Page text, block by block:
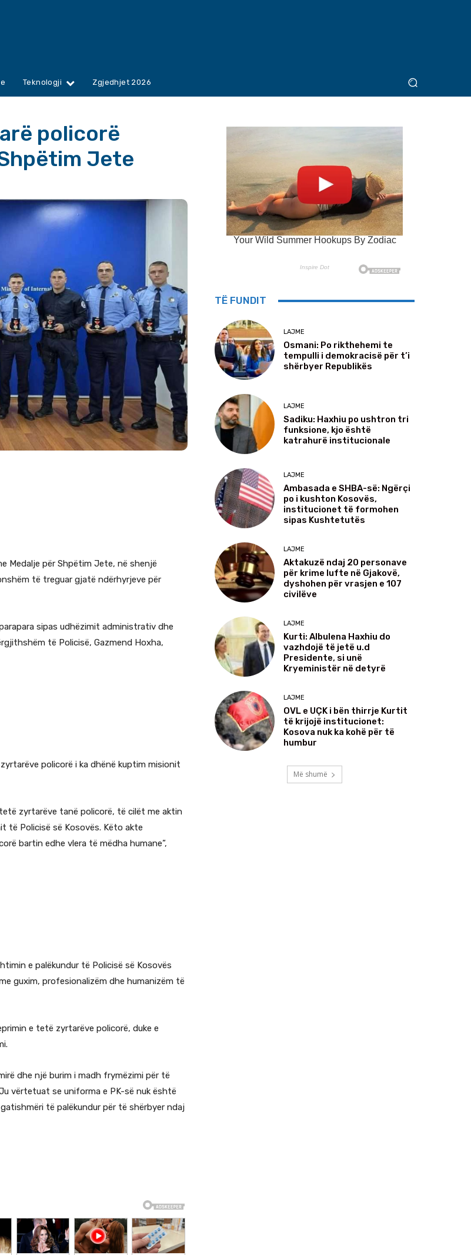
Teknologji Zgjedhjet 2026
policorë
Jete
Medalje për Shpëtim Jete, në shenjë
të treguar gjatë ndërhyrjeve për
sipas udhëzimit administrativ dhe
të Policisë, Gazmend Hoxha,
policorë i ka dhënë kuptim misionit
zyrtarëve tanë policorë, të cilët me aktin
të Policisë së Kosovës. Këto akte
bartin edhe vlera të mëdha humane”,
e palëkundur të Policisë së Kosovës
guxim, profesionalizëm dhe humanizëm të
e tetë zyrtarëve policorë, duke e
dhe një burim i madh frymëzimi për të
vërtetuat se uniforma e PK-së nuk është
të palëkundur për të shërbyer ndaj
TË FUNDIT
LAJME
Osmani: Po rikthehemi te
tempulli i demokracisë për t’i
shërbyer Republikës
LAJME
Sadiku: Haxhiu po ushtron tri
funksione, kjo është
katrahurë institucionale
LAJME
Ambasada e SHBA-së: Ngërçi
po i kushton Kosovës,
institucionet të formohen
sipas Kushtetutës
LAJME
Aktakuzë ndaj 20 personave
për krime lufte në Gjakovë,
dyshohen për vrasjen e 107
civilëve
LAJME
Kurti: Albulena Haxhiu do
vazhdojë të jetë u.d
Presidente, si unë
Kryeministër në detyrë
LAJME
OVL e UÇK i bën thirrje Kurtit
të krijojë institucionet:
Kosova nuk ka kohë për të
humbur
Më shumë